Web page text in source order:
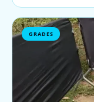
GRADES